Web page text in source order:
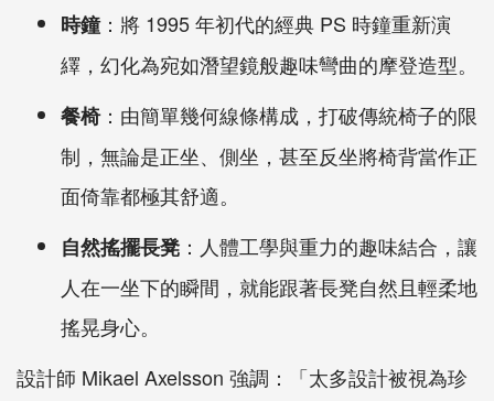
時鐘：將 1995 年初代的經典 PS 時鐘重新演
繹，幻化為宛如潛望鏡般趣味彎曲的摩登造型。
餐椅：由簡單幾何線條構成，打破傳統椅子的限
制，無論是正坐、側坐，甚至反坐將椅背當作正
面倚靠都極其舒適。
自然搖擺長凳 ：人體工學與重力的趣味結合，讓
人在一坐下的瞬間，就能跟著長凳自然且輕柔地
搖晃身心。
設計師 Mikael Axelsson 強調：「太多設計被視為珍